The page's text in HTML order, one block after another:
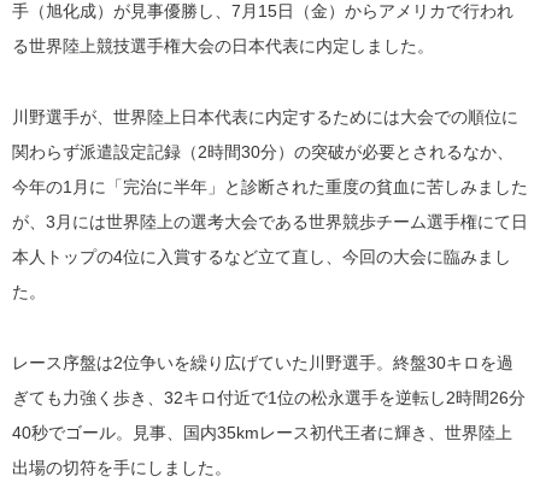
手（旭化成）が見事優勝し、7月15日（金）からアメリカで行われ
る世界陸上競技選手権大会の日本代表に内定しました。
川野選手が、世界陸上日本代表に内定するためには大会での順位に
関わらず派遣設定記録（2時間30分）の突破が必要とされるなか、
今年の1月に「完治に半年」と診断された重度の貧血に苦しみました
が、3月には世界陸上の選考大会である世界競歩チーム選手権にて日
本人トップの4位に入賞するなど立て直し、今回の大会に臨みまし
た。
レース序盤は2位争いを繰り広げていた川野選手。終盤30キロを過
ぎても力強く歩き、32キロ付近で1位の松永選手を逆転し2時間26分
40秒でゴール。見事、国内35kmレース初代王者に輝き、世界陸上
出場の切符を手にしました。